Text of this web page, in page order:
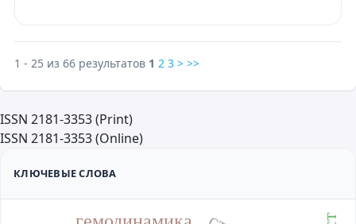
1 - 25 из 66 результатов 1 2 3 > >>
ISSN 2181-3353 (Print)
ISSN 2181-3353 (Online)
КЛЮЧЕВЫЕ СЛОВА